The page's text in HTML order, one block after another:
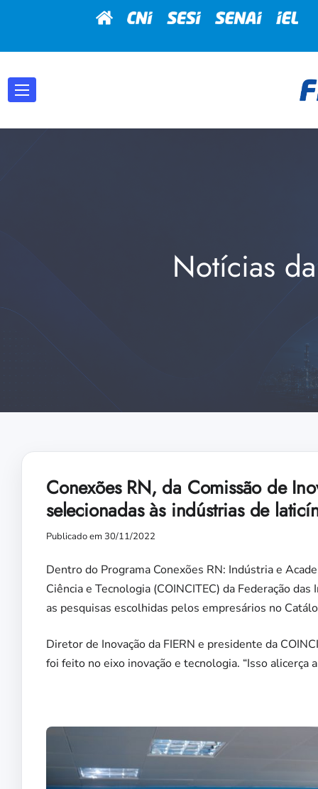
Notícias
Conexões RN, da Comissão de
selecionadas às indústrias de
Publicado em 30/11/2022
Dentro do Programa Conexões RN: Indústria e
Ciência e Tecnologia (COINCITEC) da Federação
as pesquisas escolhidas pelos empresários no
Diretor de Inovação da FIERN e presidente da
foi feito no eixo inovação e tecnologia. “Isso alicerça